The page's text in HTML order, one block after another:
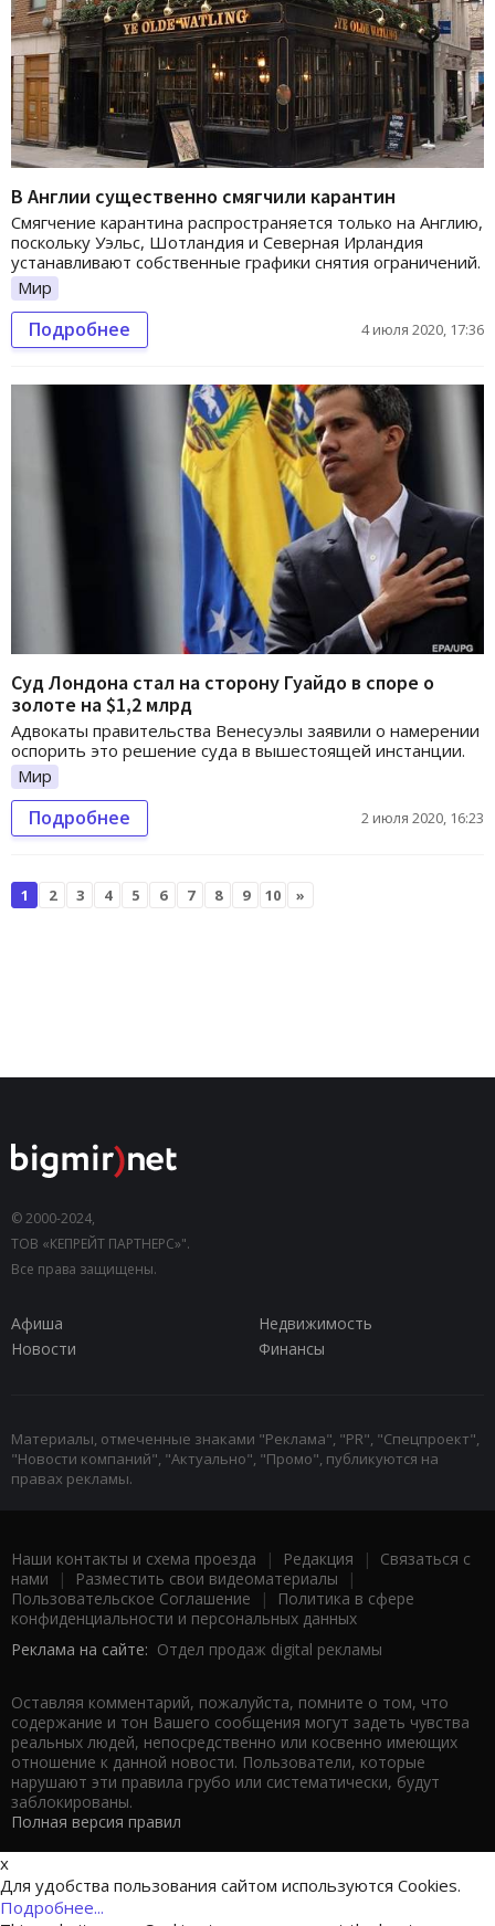
В Англии существенно смягчили карантин
Смягчение карантина распространяется только на Англию,
поскольку Уэльс, Шотландия и Северная Ирландия
устанавливают собственные графики снятия ограничений.
Мир
Подробнее 4 июля 2020, 17:36
Суд Лондона стал на сторону Гуайдо в споре о
золоте на $1,2 млрд
Адвокаты правительства Венесуэлы заявили о намерении
оспорить это решение суда в вышестоящей инстанции.
Мир
Подробнее 2 июля 2020, 16:23
1 2 3 4 5 6 7 8 9 10 »
© 2000-2024,
ТОВ «КЕПРЕЙТ ПАРТНЕРС»".
Все права защищены.
Афиша
Недвижимость
Новости
Финансы
Материалы, отмеченные знаками "Реклама", "PR", "Спецпроект",
"Новости компаний", "Актуально", "Промо", публикуются на
правах рекламы.
Наши контакты и схема проезда | Редакция | Связаться с
нами | Разместить свои видеоматериалы |
Пользовательское Соглашение |
Политика в сфере
конфиденциальности и персональных данных
Реклама на сайте: Отдел продаж digital рекламы
Оставляя комментарий, пожалуйста, помните о том, что
содержание и тон Вашего сообщения могут задеть чувства
реальных людей, непосредственно или косвенно имеющих
отношение к данной новости. Пользователи, которые
нарушают эти правила грубо или систематически, будут
заблокированы.
Полная версия правил
x
Для удобства пользования сайтом используются Cookies.
Подробнее...